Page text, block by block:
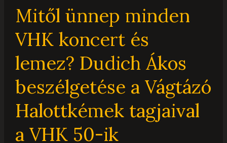
Mitől ünnep minden
VHK koncert és
lemez? Dudich Ákos
beszélgetése a Vágtázó
Halottkémek tagjaival
a VHK 50-ik
ünnep
VHK
koncert
és
lemez?
Dudich
Ákos
a